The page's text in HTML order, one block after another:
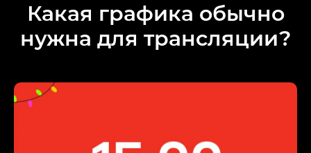
Какая графика обычно
нужна для трансляции?